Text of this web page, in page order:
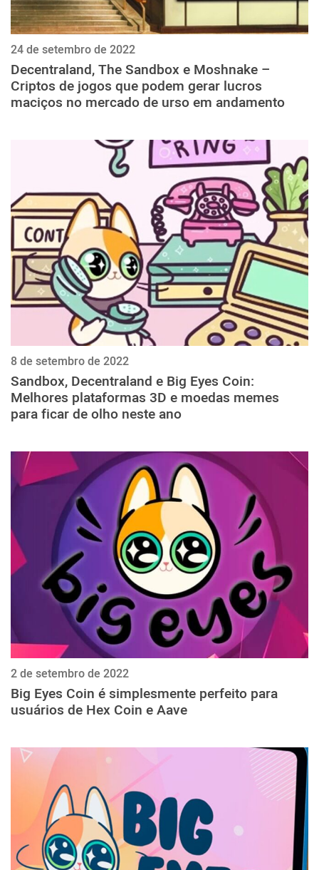
24 de setembro de 2022
Decentraland, The Sandbox e Moshnake –
Criptos de jogos que podem gerar lucros
maciços no mercado de urso em andamento
8 de setembro de 2022
Sandbox, Decentraland e Big Eyes Coin:
Melhores plataformas 3D e moedas memes
para ficar de olho neste ano
2 de setembro de 2022
Big Eyes Coin é simplesmente perfeito para
usuários de Hex Coin e Aave